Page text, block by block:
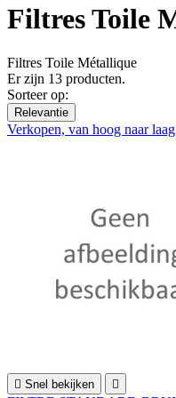
Filtres Toile
Filtres Toile Métallique
Er zijn 13 producten.
Sorteer op:
Relevantie
Verkopen, van hoog naar laag
 Snel bekijken 